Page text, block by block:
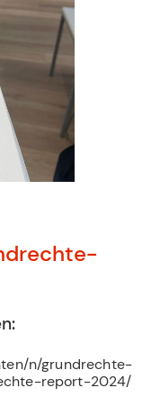
n/grundrechte-
report-2024/